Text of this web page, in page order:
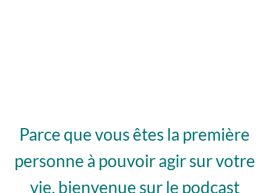
Parce que vous êtes la première
personne à pouvoir agir sur votre
vie, bienvenue sur le podcast